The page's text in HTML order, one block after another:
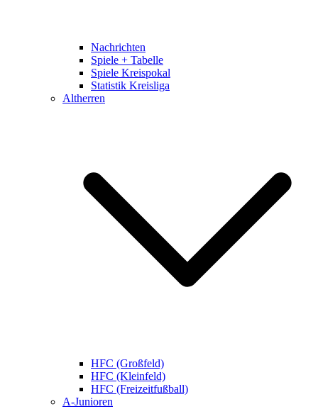
Nachrichten
Spiele + Tabelle
Spiele Kreispokal
Statistik Kreisliga
Altherren
HFC (Großfeld)
HFC (Kleinfeld)
HFC (Freizeitfußball)
A-Junioren